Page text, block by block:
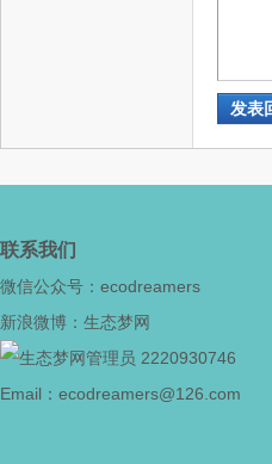
--
发表
联系我们
微信公众号：ecodreamers
新浪微博：生态梦网
2220930746
Email：ecodreamers@126.com